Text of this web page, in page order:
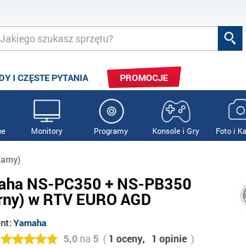
I CZĘSTE PYTANIA PROMOCJE
Monitory Programy Konsole i Gry Foto i
NS-PC350 + NS-PB350
w RTV EURO AGD
Yamaha
5,0 na 5 ( 1 oceny, 1 opinie )